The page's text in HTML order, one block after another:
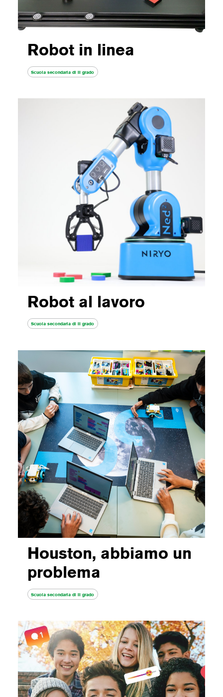
Robot in linea
Scuola secondaria di II grado
Robot al lavoro
Scuola secondaria di II grado
Houston, abbiamo un
problema
Scuola secondaria di II grado